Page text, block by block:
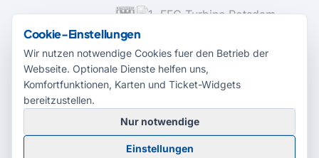
MEDIENPARTNER
© 2026 Radio Potsdam. Webseite entwickelt durch dieMedienagentur
Babelsberg
Cookie-Einstellungen
Wir nutzen notwendige Cookies fuer den Betrieb der
Webseite. Optionale Dienste helfen uns,
Komfortfunktionen, Karten und Ticket-Widgets
bereitzustellen.
Nur notwendige
Einstellungen